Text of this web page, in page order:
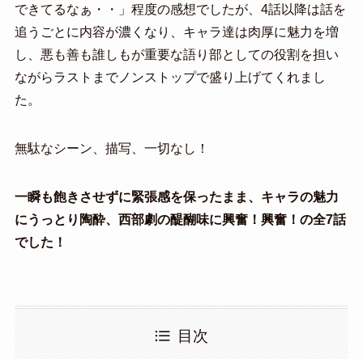
できてるなぁ・・」程度の感想でしたが、4話以降は話を
追うごとに内容が濃くなり、キャラ達は肉厚に魅力を増
し、悪も善も誰しもが重要な語り部としての役割を担い
ながらラストまでノンストップで盛り上げてくれまし
た。
無駄なシーン、描写、一切なし！
一瞬も飽きさせずに緊張感を保ったまま、キャラの魅力
にうっとり陶酔、西部劇の醍醐味に興奮！興奮！の全7話
でした！
目次